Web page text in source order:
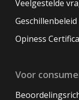
Veelgestelde
Geschillenbeleid
Opiness
Voor